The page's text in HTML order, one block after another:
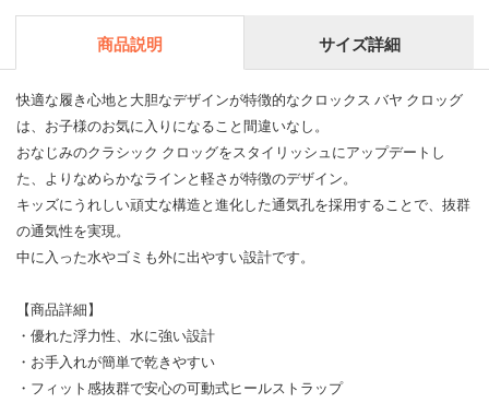
商品説明 サイズ詳細
快適な履き心地と大胆なデザインが特徴的なクロックス バヤ クロッグ
は、お子様のお気に入りになること間違いなし。
おなじみのクラシック クロッグをスタイリッシュにアップデートし
た、よりなめらかなラインと軽さが特徴のデザイン。
キッズにうれしい頑丈な構造と進化した通気孔を採用することで、抜群
の通気性を実現。
中に入った水やゴミも外に出やすい設計です。
【商品詳細】
・優れた浮力性、水に強い設計
・お手入れが簡単で乾きやすい
・フィット感抜群で安心の可動式ヒールストラップ